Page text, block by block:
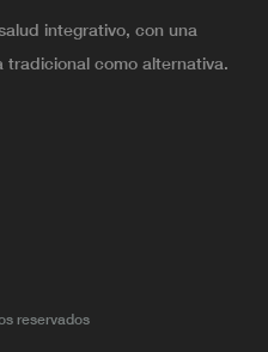
integrativo, con una
como alternativa.
reservados